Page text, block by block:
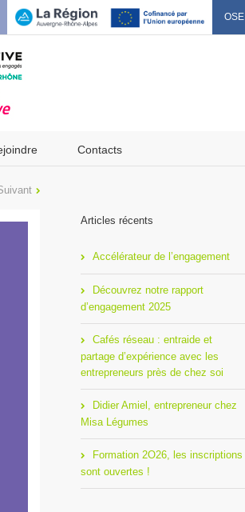
OSE
Contacts
Articles récents
Accélérateur de l’engagement
Découvrez notre rapport
d’engagement 2025
Cafés réseau : entraide et
partage d’expérience avec les
entrepreneurs près de chez soi
Didier Amiel, entrepreneur chez
Misa Légumes
Formation 2O26, les inscriptions
sont ouvertes !